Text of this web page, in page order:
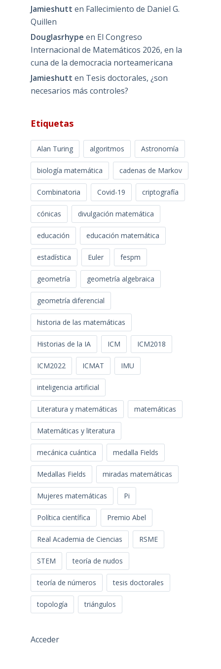
Jamieshutt en Fallecimiento de Daniel G.
Quillen
Douglasrhype en El Congreso
Internacional de Matemáticos 2026, en la
cuna de la democracia norteamericana
Jamieshutt en Tesis doctorales, ¿son
necesarios más controles?
Etiquetas
Alan Turing algoritmos Astronomía
biología matemática cadenas de Markov
Combinatoria Covid-19 criptografía
cónicas divulgación matemática
educación educación matemática
estadística Euler fespm
geometría geometría algebraica
geometría diferencial
historia de las matemáticas
Historias de la IA ICM ICM2018
ICM2022 ICMAT IMU
inteligencia artificial
Literatura y matemáticas matemáticas
Matemáticas y literatura
mecánica cuántica medalla Fields
Medallas Fields miradas matemáticas
Mujeres matemáticas Pi
Política científica Premio Abel
Real Academia de Ciencias RSME
STEM teoría de nudos
teoría de números tesis doctorales
topología triángulos
Acceder